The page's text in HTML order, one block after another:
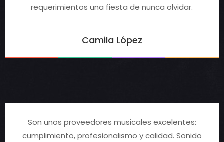
requerimientos una fiesta de nunca olvidar.
Camila López
Son unos proveedores musicales excelentes:
cumplimiento, profesionalismo y calidad. Sonido